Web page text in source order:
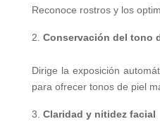
Reconoce rostros y los
Conservación del tono
Dirige la exposición
para ofrecer tonos de piel
Claridad y nitidez facial